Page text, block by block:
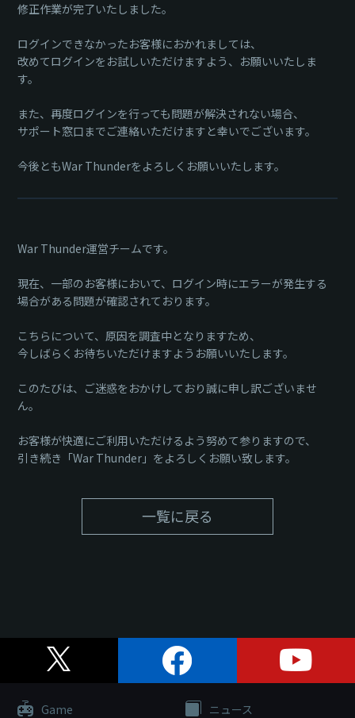
修正作業が完了いたしました。
ログインできなかったお客様におかれましては、
改めてログインをお試しいただけますよう、お願いいたしま
す。
また、再度ログインを行っても問題が解決されない場合、
サポート窓口までご連絡いただけますと幸いでございます。
今後ともWar Thunderをよろしくお願いいたします。
War Thunder運営チームです。
現在、一部のお客様において、ログイン時にエラーが発生する
場合がある問題が確認されております。
こちらについて、原因を調査中となりますため、
今しばらくお待ちいただけますようお願いいたします。
このたびは、ご迷惑をおかけしており誠に申し訳ございませ
ん。
お客様が快適にご利用いただけるよう努めて参りますので、
引き続き「War Thunder」をよろしくお願い致します。
一覧に戻る
Game
ニュース